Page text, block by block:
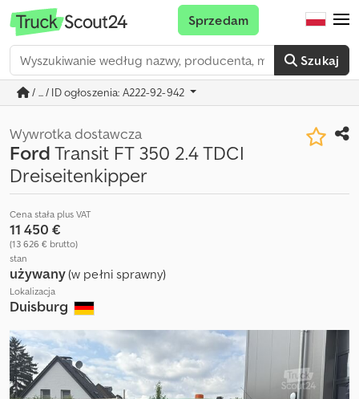
Szukaj
Sprzedam
/ ... / ID ogłoszenia: A222-92-942
Wywrotka dostawcza
FordTransit FT 350 2.4 TDCI
Dreiseitenkipper
Cena stała plus VAT
11 450 €
(13 626 € brutto)
stan
używany(w pełni sprawny)
Lokalizacja
Duisburg